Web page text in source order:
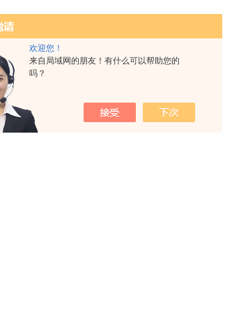
欢迎您！
来自局域网的朋友！有什么可以帮助您的
吗？